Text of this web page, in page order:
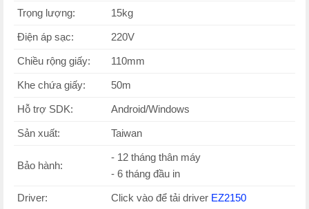
Trọng lượng: 15kg
Điện áp sạc: 220V
Chiều rộng giấy: 110mm
Khe chứa giấy: 50m
Hỗ trợ SDK: Android/Windows
Sản xuất: Taiwan
Bảo hành:
- 12 tháng thân máy
- 6 tháng đầu in
Driver: Click vào để tải driver EZ2150